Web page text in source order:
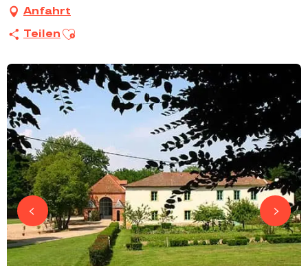
Anfahrt
Teilen Ajouter aux favoris